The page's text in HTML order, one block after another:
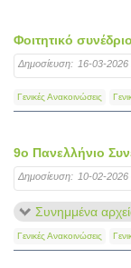
Φοιτητικό
Δημοσίευση: 16-03-2026
Γενικές Ανακοινώσεις
9ο Πανελλήνιο
Δημοσίευση: 10-02-2026
Συνημμένα
Γενικές Ανακοινώσεις